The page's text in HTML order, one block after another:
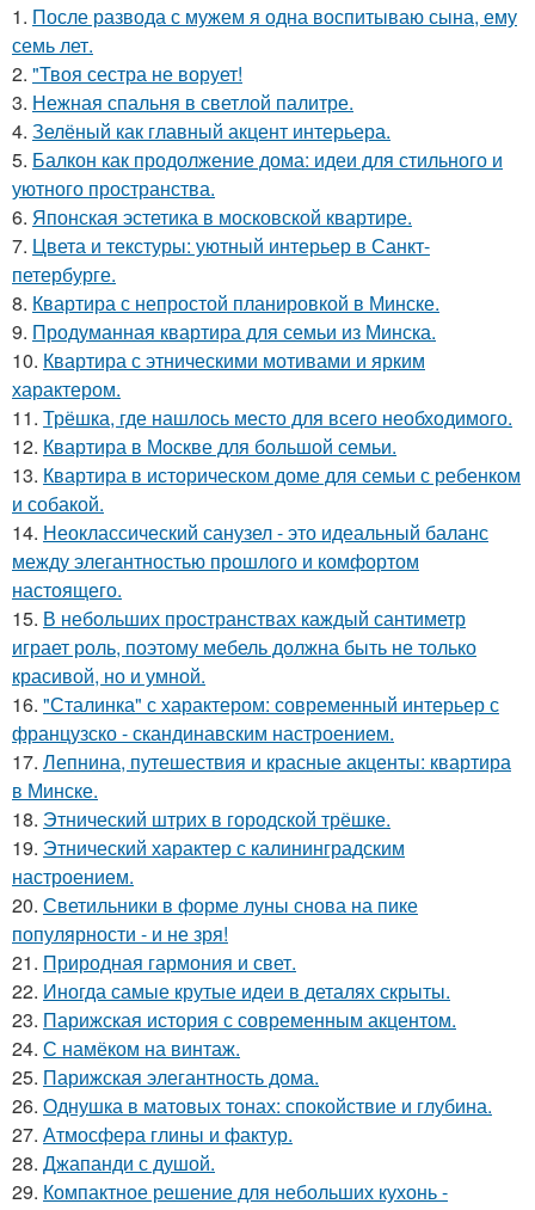
1. После развода с мужем я одна воспитываю сына, ему
семь лет.
2. "Твоя сестра не ворует!
3. Нежная спальня в светлой палитре.
4. Зелёный как главный акцент интерьера.
5. Балкон как продолжение дома: идеи для стильного и
уютного пространства.
6. Японская эстетика в московской квартире.
7. Цвета и текстуры: уютный интерьер в Санкт-
петербурге.
8. Квартира с непростой планировкой в Минске.
9. Продуманная квартира для семьи из Минска.
10. Квартира с этническими мотивами и ярким
характером.
11. Трёшка, где нашлось место для всего необходимого.
12. Квартира в Москве для большой семьи.
13. Квартира в историческом доме для семьи с ребенком
и собакой.
14. Неоклассический санузел - это идеальный баланс
между элегантностью прошлого и комфортом
настоящего.
15. В небольших пространствах каждый сантиметр
играет роль, поэтому мебель должна быть не только
красивой, но и умной.
16. "Сталинка" с характером: современный интерьер с
французско - скандинавским настроением.
17. Лепнина, путешествия и красные акценты: квартира
в Минске.
18. Этнический штрих в городской трёшке.
19. Этнический характер с калининградским
настроением.
20. Светильники в форме луны снова на пике
популярности - и не зря!
21. Природная гармония и свет.
22. Иногда самые крутые идеи в деталях скрыты.
23. Парижская история с современным акцентом.
24. С намёком на винтаж.
25. Парижская элегантность дома.
26. Однушка в матовых тонах: спокойствие и глубина.
27. Атмосфера глины и фактур.
28. Джапанди с душой.
29. Компактное решение для небольших кухонь -